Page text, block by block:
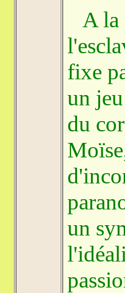
A la
fixe
un
du
un